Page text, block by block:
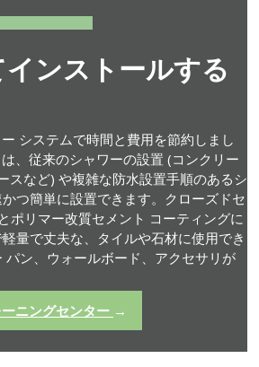
ンストールする
システムで時間と費用を節約しまし
、従来のシャワーの設置 (コンクリー
スなど) や複雑な防水設置手順のあるシ
つ簡単に設置できます。クローズドセ
ポリマー改質セメント コーティングに
量で丈夫な、タイルや石材に使用でき
パン、ウォールボード、アクセサリが
ーニングセンター →